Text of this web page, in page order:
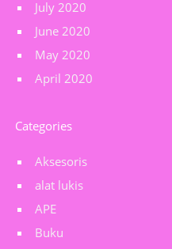
July 2020
June 2020
May 2020
April 2020
Categories
Aksesoris
alat lukis
APE
Buku